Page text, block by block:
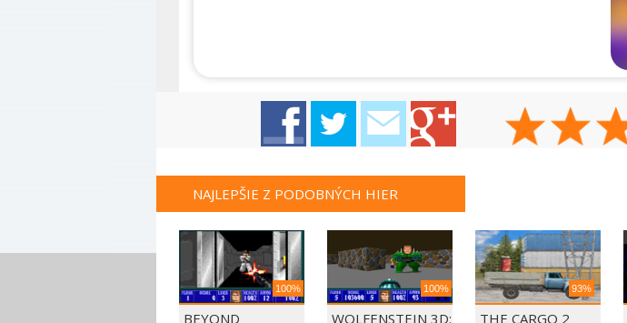
NAJLEPŠIE Z PODOBNÝCH HIER
100%
BEYOND
100%
WOLFENSTEIN 3D:
93%
THE CARGO 2